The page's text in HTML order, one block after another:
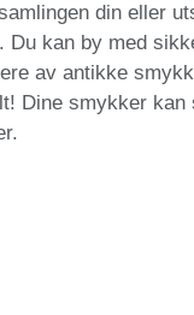
din eller
kan by med
av antikke
Dine smykker